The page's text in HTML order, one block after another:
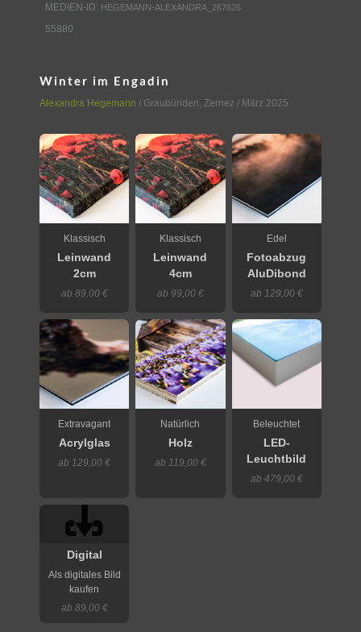
MEDIEN-ID: HEGEMANN-ALEXANDRA_267626
55880
Winter im Engadin
Alexandra Hegemann / Graubünden Zernez / März 2025
Klassisch
Leinwand
2cm
ab 89,00 €
Klassisch
Leinwand
4cm
ab 99,00 €
Edel
Fotoabzug
AluDibond
ab 129,00 €
Extravagant
Acrylglas
ab 129,00 €
Natürlich
Holz
ab 119,00 €
Beleuchtet
LED-
Leuchtbild
ab 479,00 €
Digital
Als digitales Bild
kaufen
ab 89,00 €